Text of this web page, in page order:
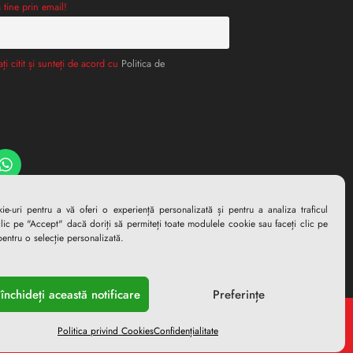
uri pentru a vă oferi o experiență personalizată și pentru a analiza traficul
pe "Accept" dacă doriți să permiteți toate modulele cookie sau faceți clic pe
o selecție personalizată.
această notificare Preferințe
Politica privind CookiesConfidențialitate
tine prin email!
citit și sunteți de acord cu Politica de